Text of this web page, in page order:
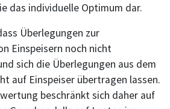
das individuelle Optimum dar.
Überlegungen zur
Einspeisern noch nicht
sich die Überlegungen aus dem
auf Einspeiser übertragen lassen.
beschränkt sich daher auf